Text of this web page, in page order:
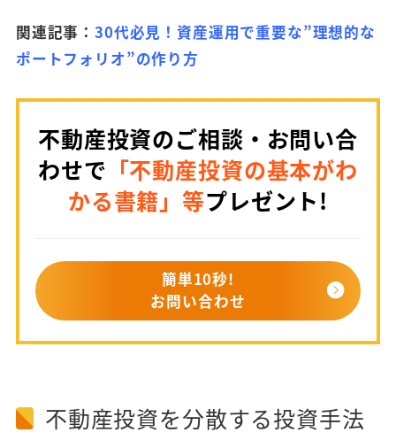
関連記事：30代必見！資産運用で重要な”理想的な
ポートフォリオ”の作り方
不動産投資のご相談・お問い合
わせで 「不動産投資の基本がわ
かる書籍」等プレゼント!
簡単10秒!
お問い合わせ
不動産投資を分散する投資手法